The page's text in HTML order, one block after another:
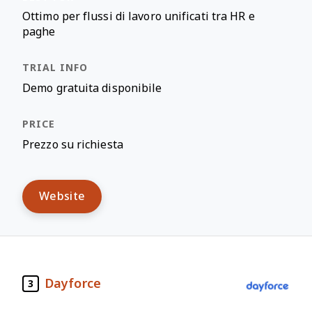
Ottimo per flussi di lavoro unificati tra HR e
paghe
Demo gratuita disponibile
Prezzo su richiesta
Website
3 Dayforce